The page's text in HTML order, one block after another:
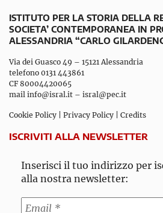
ISTITUTO PER LA STORIA DELLA
SOCIETA’ CONTEMPORANEA IN
ALESSANDRIA “CARLO
Via dei Guasco 49 – 15121 Alessandria
telefono 0131 443861
CF 80004420065
mail info@isral.it – isral@pec.it
Cookie Policy Privacy Policy Credits
ISCRIVITI ALLA NEWSLETTER
Inserisci il tuo indirizzo per
alla nostra newsletter: